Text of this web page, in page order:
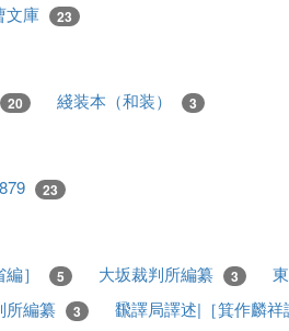
文庫 23
20 綫装本（和装） 3
23
編］ 5 大坂裁判所編纂 3
所編纂
3
飜譯局譯述|［箕作麟